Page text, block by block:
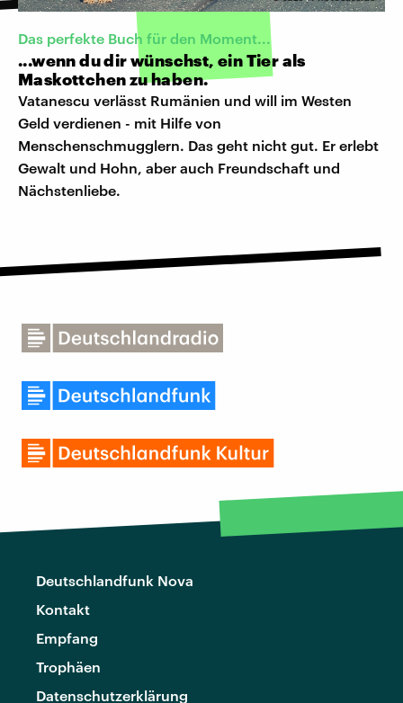
Das perfekte Buch für den Moment...
...wenn du dir wünschst, ein Tier als
Maskottchen zu haben.
Vatanescu verlässt Rumänien und will im Westen
Geld verdienen - mit Hilfe von
Menschenschmugglern. Das geht nicht gut. Er erlebt
Gewalt und Hohn, aber auch Freundschaft und
Nächstenliebe.
Deutschlandfunk Nova
Kontakt
Empfang
Trophäen
Datenschutzerklärung